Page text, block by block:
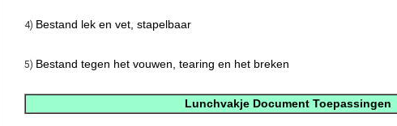
4) Bestand lek en vet, stapelbaar
5) Bestand tegen het vouwen, tearing en het breken
Lunchvakje Document Toepassingen